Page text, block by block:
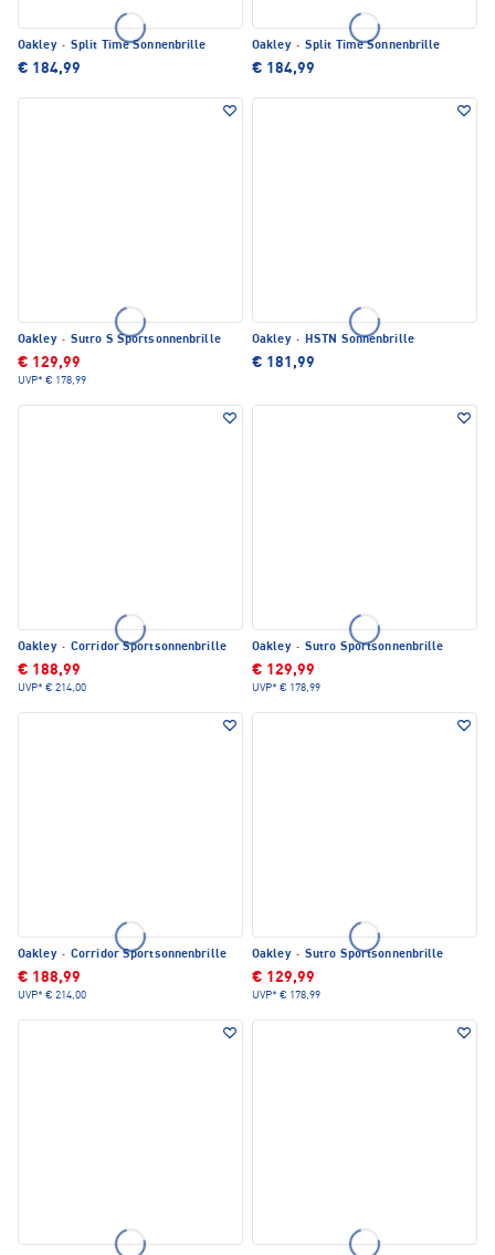
Oakley · Split Time Sonnenbrille
€ 184,99
Oakley · Split Time Sonnenbrille
€ 184,99
Oakley · Sutro S Sportsonnenbrille
€ 129,99
UVP* € 178,99
Oakley · HSTN Sonnenbrille
€ 181,99
Oakley · Corridor Sportsonnenbrille
€ 188,99
UVP* € 214,00
Oakley · Sutro Sportsonnenbrille
€ 129,99
UVP* € 178,99
Oakley · Corridor Sportsonnenbrille
€ 188,99
UVP* € 214,00
Oakley · Sutro Sportsonnenbrille
€ 129,99
UVP* € 178,99